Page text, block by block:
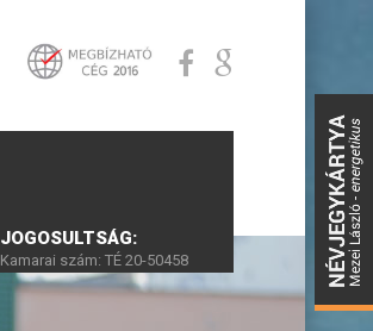
JOGOSULTSÁG:
Kamarai szám: TÉ 20-50458